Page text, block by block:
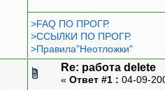
>FAQ ПО ПРОГР.
>ССЫЛКИ ПО ПРОГР.
>Правила"Неотложки"
Re: работа delete
« Ответ #1 : 04-09-